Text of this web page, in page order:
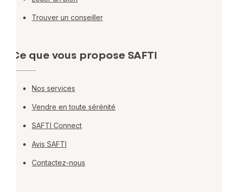
Trouver un conseiller
Ce que vous propose SAFTI
Nos services
Vendre en toute sérénité
SAFTI Connect
Avis SAFTI
Contactez-nous